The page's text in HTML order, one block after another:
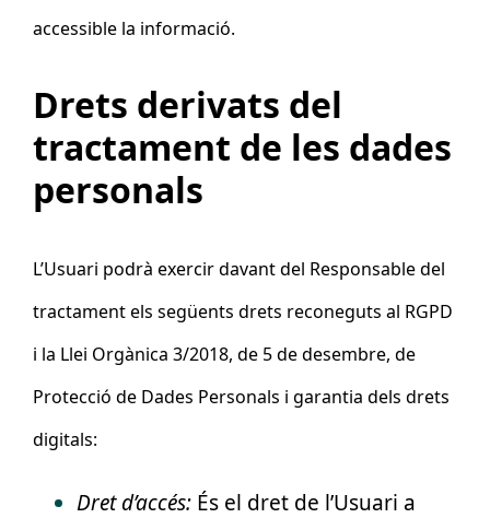
accessible la informació.
Drets derivats del
tractament de les dades
personals
L’Usuari podrà exercir davant del Responsable del
tractament els següents drets reconeguts al RGPD
i la Llei Orgànica 3/2018, de 5 de desembre, de
Protecció de Dades Personals i garantia dels drets
digitals:
Dret d’accés: És el dret de l’Usuari a